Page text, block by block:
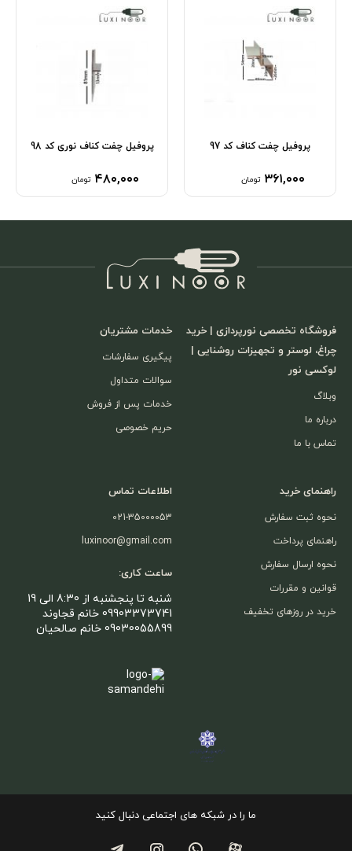
پروفیل چفت کناف کد 97
۳۶۱,۰۰۰ تومان
پروفیل چفت کناف نوری کد 98
۴۸۰,۰۰۰ تومان
فروشگاه تخصصی نورپردازی | خرید
چراغ، لوستر و تجهیزات روشنایی |
لوکسی نور
وبلاگ
درباره ما
تماس با ما
خدمات مشتریان
پیگیری سفارشات
سوالات متداول
خدمات پس از فروش
حریم خصوصی
راهنمای خرید
نحوه ثبت سفارش
راهنمای پرداخت
نحوه ارسال سفارش
قوانین و مقررات
خرید در روزهای تخفیف
اطلاعات تماس
021-35000053
luxinoor@gmail.com
ساعت کاری:
شنبه تا پنجشنبه از 8:30 الی 19
09903373741 خانم قجاوند
09030055899 خانم صالحیان
ما را در شبکه های اجتماعی دنبال کنید